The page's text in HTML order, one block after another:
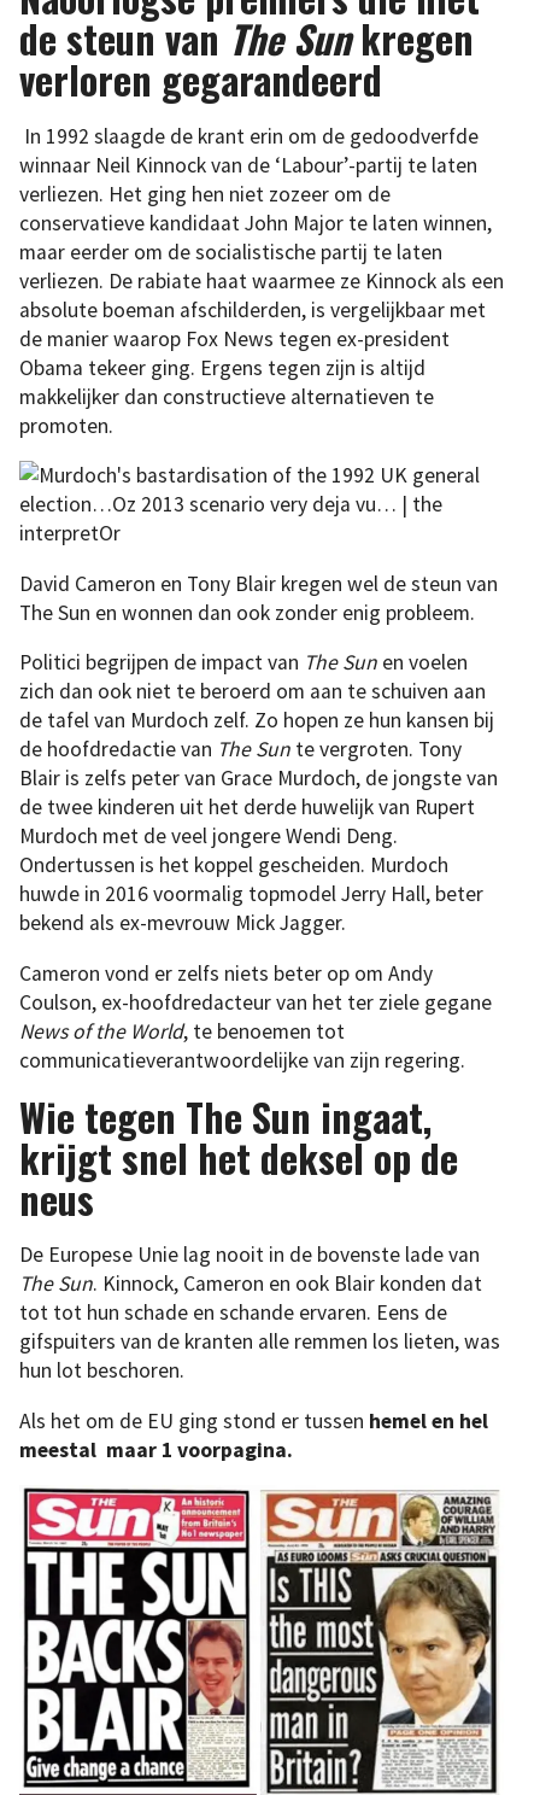
de steun van The Sunkregen
verloren gegarandeerd
In 1992 slaagde de krant erin om de gedoodverfde
winnaar Neil Kinnock van de ‘Labour’-partij te laten
verliezen. Het ging hen niet zozeer om de
conservatieve kandidaat John Major te laten winnen,
maar eerder om de socialistische partij te laten
verliezen. De rabiate haat waarmee ze Kinnock als een
absolute boeman afschilderden, is vergelijkbaar met
de manier waarop Fox News tegen ex-president
Obama tekeer ging. Ergens tegen zijn is altijd
makkelijker dan constructieve alternatieven te
promoten.
David Cameron en Tony Blair kregen wel de steun van
The Sun en wonnen dan ook zonder enig probleem.
Politici begrijpen de impact van The Sun en voelen
zich dan ook niet te beroerd om aan te schuiven aan
de tafel van Murdoch zelf. Zo hopen ze hun kansen bij
de hoofdredactie van The Sun te vergroten. Tony
Blair is zelfs peter van Grace Murdoch, de jongste van
de twee kinderen uit het derde huwelijk van Rupert
Murdoch met de veel jongere Wendi Deng.
Ondertussen is het koppel gescheiden. Murdoch
huwde in 2016 voormalig topmodel Jerry Hall, beter
bekend als ex-mevrouw Mick Jagger.
Cameron vond er zelfs niets beter op om Andy
Coulson, ex-hoofdredacteur van het ter ziele gegane
News of the World, te benoemen tot
communicatieverantwoordelijke van zijn regering.
Wie tegen The Sun ingaat,
krijgt snel het deksel op de
neus
De Europese Unie lag nooit in de bovenste lade van
The Sun. Kinnock, Cameron en ook Blair konden dat
tot tot hun schade en schande ervaren. Eens de
gifspuiters van de kranten alle remmen los lieten, was
hun lot beschoren.
Als het om de EU ging stond er tussen hemel en hel
meestal maar 1 voorpagina.